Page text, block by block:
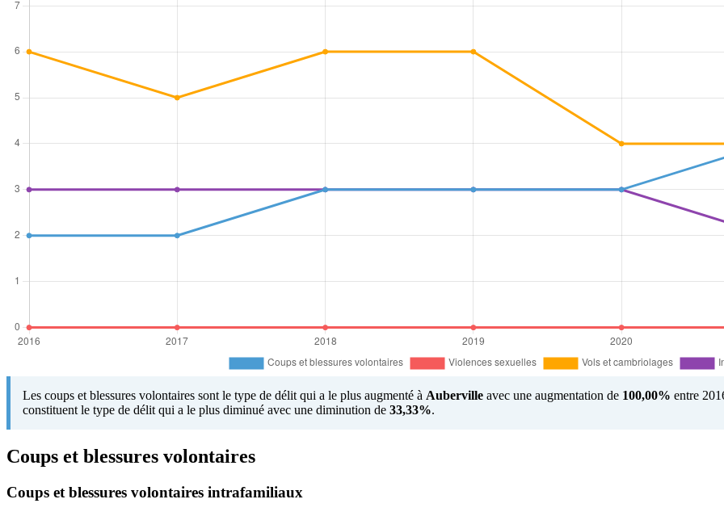
Les coups et blessures volontaires sont le type de délit qui a le plus augmenté à Auberville avec une augmentation de 100,00% entre
constituent le type de délit qui a le plus diminué avec une diminution de 33,33%.
Coups et blessures volontaires
Coups et blessures volontaires intrafamiliaux